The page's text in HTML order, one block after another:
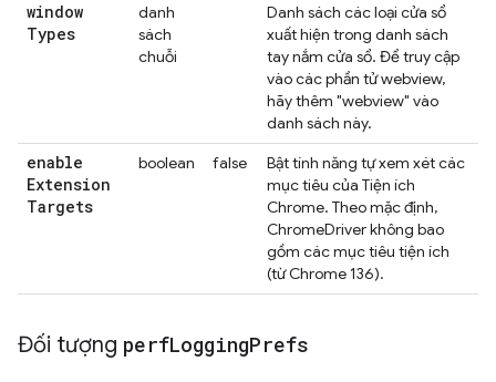
window
Types
danh
sách
chuỗi
Danh sách các loại cửa sổ
xuất hiện trong danh sách
tay nắm cửa sổ. Để truy cập
vào các phần tử webview,
hãy thêm "webview" vào
danh sách này.
enable
Extension
Targets
boolean false
Bật tính năng tự xem xét các
mục tiêu của Tiện ích
Chrome. Theo mặc định,
ChromeDriver không bao
gồm các mục tiêu tiện ích
(từ Chrome 136).
Đối tượng perfLoggingPrefs